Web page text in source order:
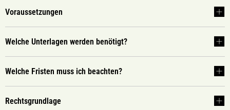
Voraussetzungen
Welche Unterlagen werden benötigt?
Welche Fristen muss ich beachten?
Rechtsgrundlage